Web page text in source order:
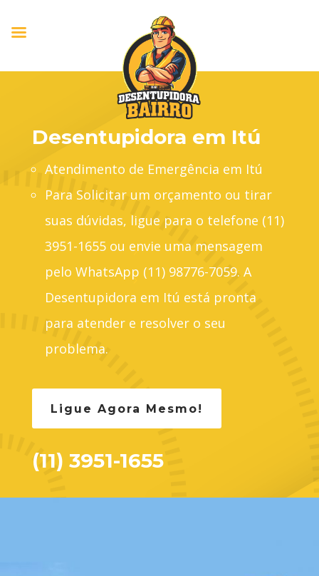
Desentupidora em Itú
Atendimento de Emergência em Itú
Para Solicitar um orçamento ou tirar
suas dúvidas, ligue para o telefone (11)
3951-1655 ou envie uma mensagem
pelo WhatsApp (11) 98776-7059. A
Desentupidora em Itú está pronta
para atender e resolver o seu
problema.
Ligue Agora Mesmo!
(11) 3951-1655